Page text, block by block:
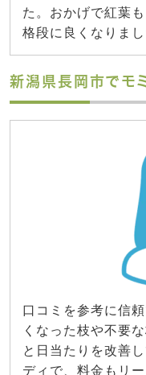
た。おかげで紅葉
格段に良くなりまし
新潟県長岡市でモ
口コミを参考に信
くなった枝や不要
と日当たりを改善
ディで、料金もリ